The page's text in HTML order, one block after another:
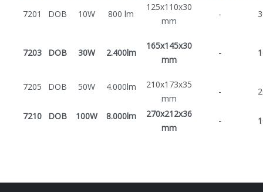
7201 DOB 10W 800 lm
125x110x30
mm
-
7203 DOB 30W 2.400lm
165x145x30
mm
-
7205 DOB 50W 4.000lm
210x173x35
mm
-
7210 DOB 100W 8.000lm
270x212x36
mm
-